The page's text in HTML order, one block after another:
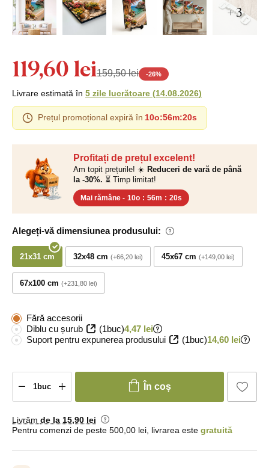
+ 3
Profitați de prețul excelent!
Am topit prețurile! ☀️ Reduceri de vară de până
la -30%. ⏳ Timp limitat!
Mai rămâne - 10o : 56m : 19s
Alegeți-vă dimensiunea produsului:
21x31 cm 32x48 cm +66,20 lei 45x67 cm +149,00 lei
67x100 cm +231,80 lei
119,60 lei159,50 lei -26%
Livrare estimată în 5 zile lucrătoare (14.08.2026)
Prețul promoțional expiră în 10o:56m:19s
Fără accesorii
Diblu cu șurub
(1buc)4,47 lei
Suport pentru expunerea produsului
(1buc)14,60 lei
În coș
Livrăm de la 15,90 lei
Pentru comenzi de peste 500,00 lei, livrarea este gratuită